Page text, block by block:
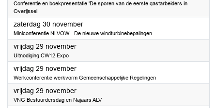
Conferentie en boekpresentatie 'De sporen van de eerste gastarbeiders in
Overijssel
zaterdag 30 november2024
Miniconferentie NLVOW - De nieuwe windturbinebepalingen
vrijdag 29 november2024
Uitnodiging CW12 Expo
vrijdag 29 november2024
Werkconferentie werkvorm Gemeenschappelijke Regelingen
vrijdag 29 november2024
VNG Bestuurdersdag en Najaars ALV